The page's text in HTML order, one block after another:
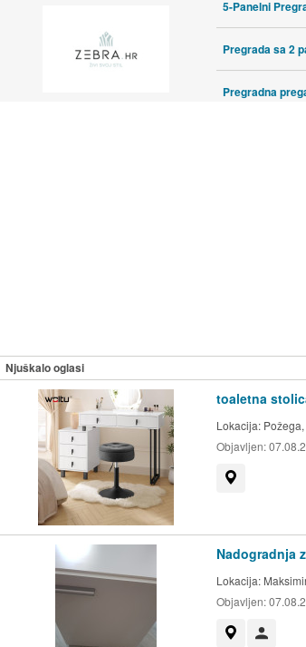
Njuškalo oglasi
toaletna
Lokacija:
Objavljen:
Nadogradnja
Lokacija:
Objavljen: